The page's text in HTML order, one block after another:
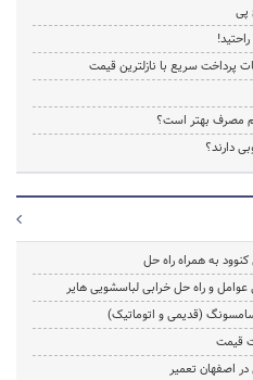
پرداخت سریع با نازلترین قیمت
مصرف بهتر است؟
دارند؟
و راه حل خرابی لباسشویی هایر
(قدیمی و اتوماتیک)
قیمت